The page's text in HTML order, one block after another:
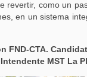
revertir, como un
en un sistema
FND-CTA.
Intendente MST La